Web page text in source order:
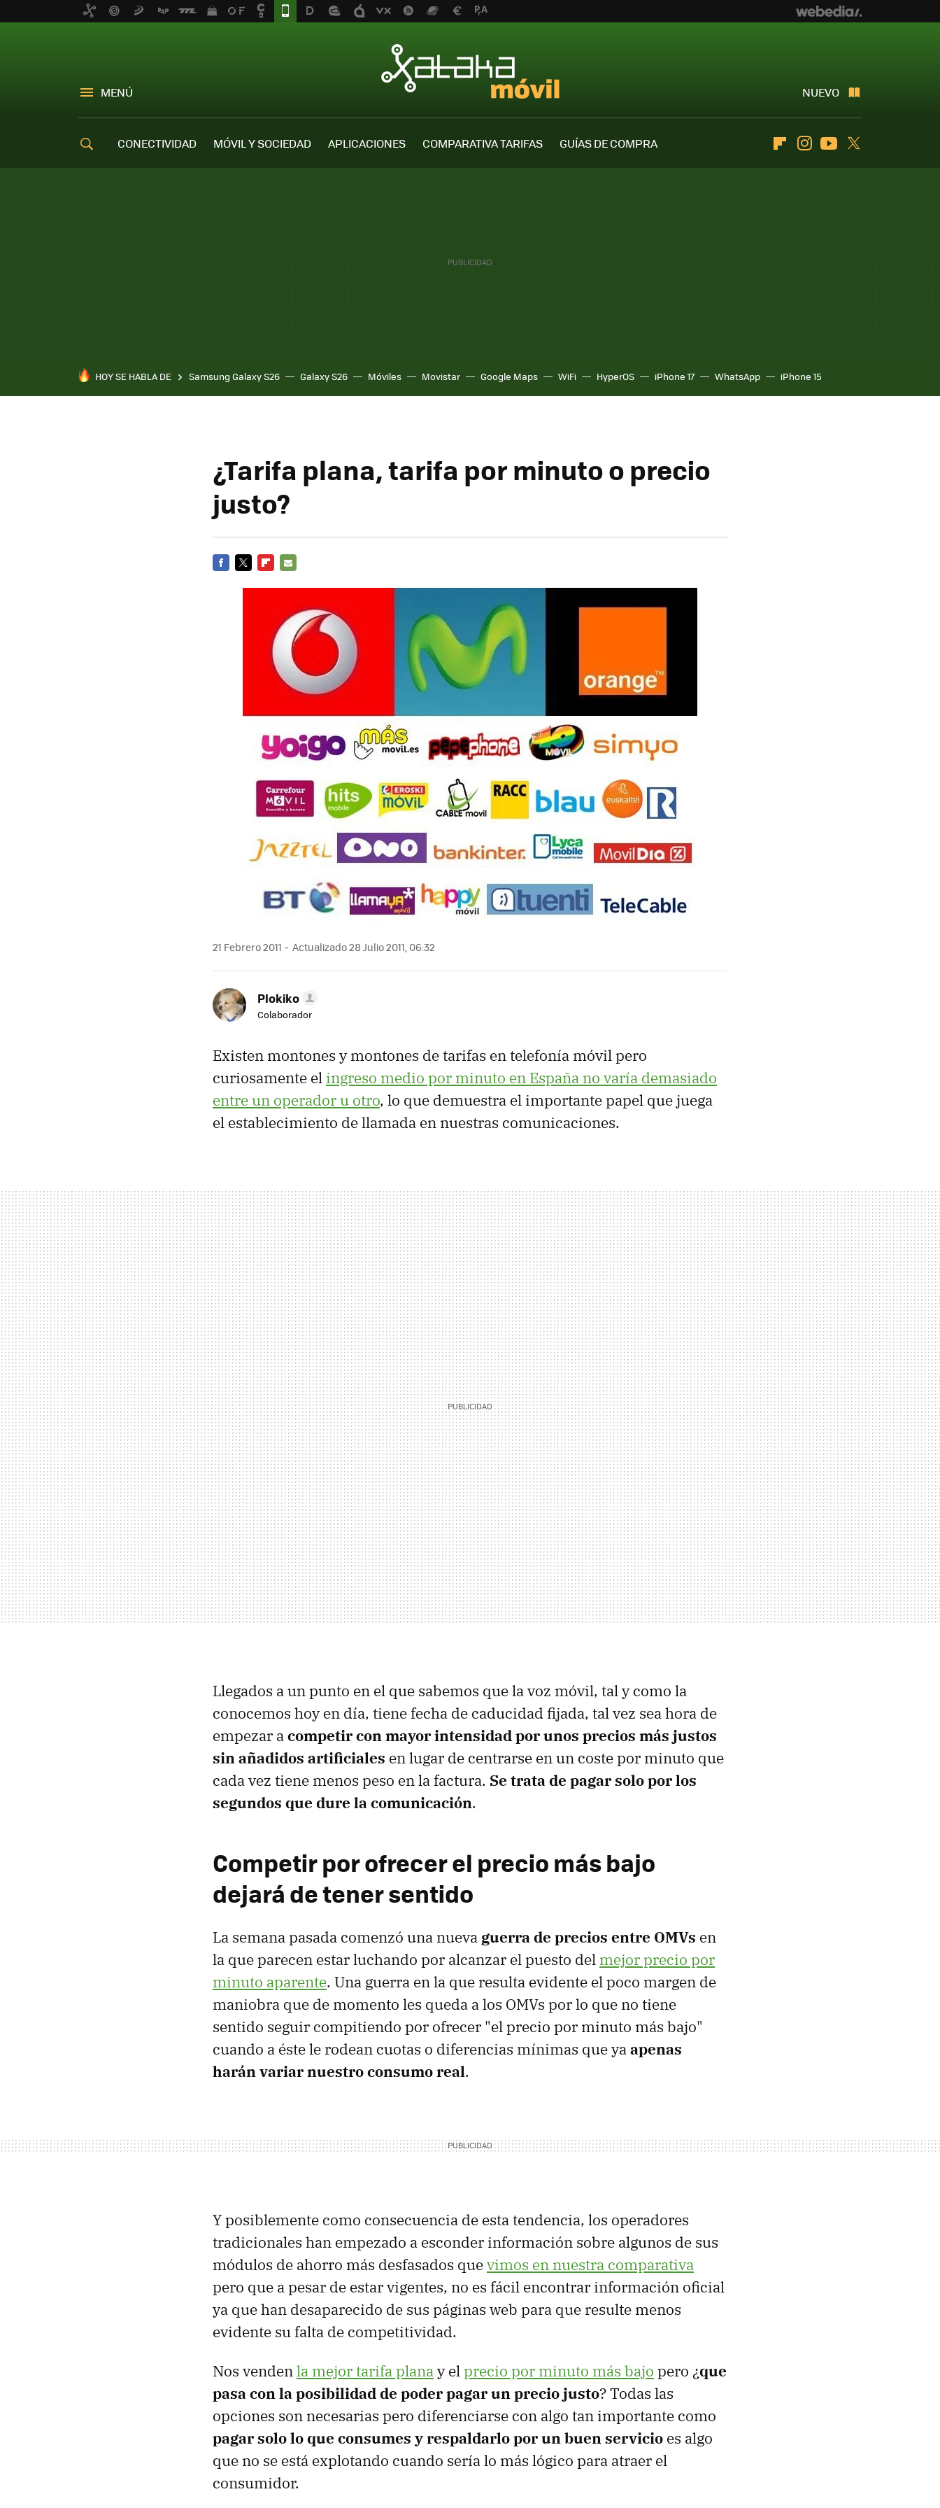
MENÚ NUEVO
CONECTIVIDAD MÓVIL Y SOCIEDAD APLICACIONES COMPARATIVA TARIFAS
GUÍAS DE COMPRA
FlipboardInstagramYoutube
HOY SE HABLA DE Samsung Galaxy S26 Galaxy S26 Móviles Movistar Google Maps WiFi HyperOS iPhone 17 WhatsApp iPhone 15
¿Tarifa plana, tarifa por minuto o precio
justo?
21 Febrero 2011 Actualizado 28 Julio 2011, 06:32
Plokiko
Colaborador
Existen montones y montones de tarifas en telefonía móvil pero
curiosamente el ingreso medio por minuto en España no varía demasiado
entre un operador u otro, lo que demuestra el importante papel que juega
el establecimiento de llamada en nuestras comunicaciones.
Llegados a un punto en el que sabemos que la voz móvil, tal y como la
conocemos hoy en día, tiene fecha de caducidad fijada, tal vez sea hora de
empezar acompetir con mayor intensidad por unos precios más justos
sin añadidos artificiales en lugar de centrarse en un coste por minuto que
cada vez tiene menos peso en la factura. Se trata de pagar solo por los
segundos que dure la comunicación.
Competir por ofrecer el precio más bajo
dejará de tener sentido
La semana pasada comenzó una nueva guerra de precios entre OMVs en
la que parecen estar luchando por alcanzar el puesto del mejor precio por
minuto aparente. Una guerra en la que resulta evidente el poco margen de
maniobra que de momento les queda a los OMVs por lo que no tiene
sentido seguir compitiendo por ofrecer "el precio por minuto más bajo"
cuando a éste le rodean cuotas o diferencias mínimas que yaapenas
harán variar nuestro consumo real.
Y posiblemente como consecuencia de esta tendencia, los operadores
tradicionales han empezado a esconder información sobre algunos de sus
módulos de ahorro más desfasados quevimos en nuestra comparativa
pero que a pesar de estar vigentes, no es fácil encontrar información oficial
ya que han desaparecido de sus páginas web para que resulte menos
evidente su falta de competitividad.
Nos vendenla mejor tarifa planay elprecio por minuto más bajo pero ¿que
pasa con la posibilidad de poder pagar un precio justo? Todas las
opciones son necesarias pero diferenciarse con algo tan importante como
pagar solo lo que consumes y respaldarlo por un buen servicio es algo
que no se está explotando cuando sería lo más lógico para atraer el
consumidor.